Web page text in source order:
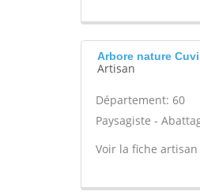
Arbore nature
Artisan
Département: 60
Paysagiste -
Voir la fiche artisan